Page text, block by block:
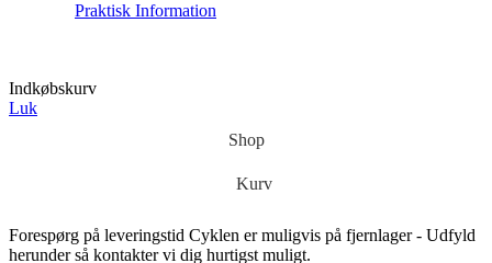
Praktisk Information
Indkøbskurv
Luk
Shop
Kurv
Forespørg på leveringstid Cyklen er muligvis på fjernlager - Udfyld
herunder så kontakter vi dig hurtigst muligt.